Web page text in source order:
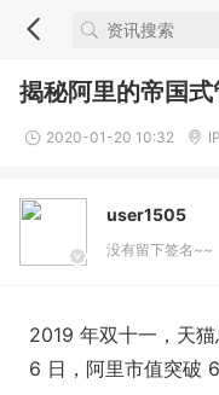
揭秘阿里的帝国式
2020-01-20 10:32
user1505
没有留下签名~~
2019 年双十一，天
6 日，阿里市值突破